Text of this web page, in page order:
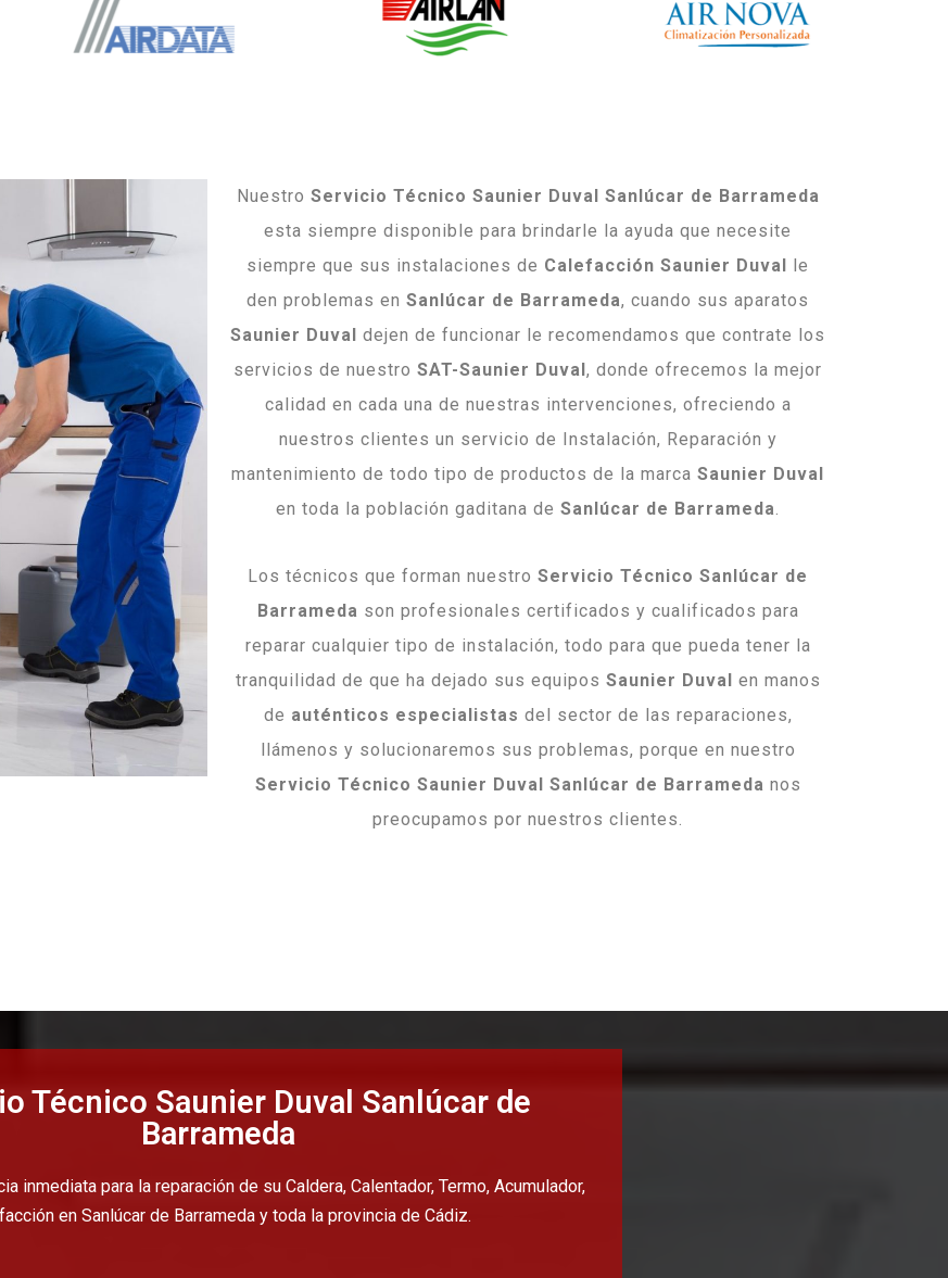
Nuestro Servicio Técnico Saunier Duval Sanlúcar de Barrameda
esta siempre disponible para brindarle la ayuda que necesite
siempre que sus instalaciones de Calefacción Saunier Duval le
den problemas en Sanlúcar de Barrameda, cuando sus aparatos
Saunier Duval dejen de funcionar le recomendamos que contrate los
servicios de nuestro SAT-Saunier Duval, donde ofrecemos la mejor
calidad en cada una de nuestras intervenciones, ofreciendo a
nuestros clientes un servicio de Instalación, Reparación y
mantenimiento de todo tipo de productos de la marca Saunier Duval
en toda la población gaditana de Sanlúcar de Barrameda.
Los técnicos que forman nuestro Servicio Técnico Sanlúcar de
Barrameda son profesionales certificados y cualificados para
reparar cualquier tipo de instalación, todo para que pueda tener la
tranquilidad de que ha dejado sus equipos Saunier Duval en manos
de auténticos especialistas del sector de las reparaciones,
llámenos y solucionaremos sus problemas, porque en nuestro
Servicio Técnico Saunier Duval Sanlúcar de Barrameda nos
preocupamos por nuestros clientes.
Técnico Saunier Duval Sanlúcar de
Barrameda
inmediata para la reparación de su Caldera, Calentador, Termo, Acumulador,
en Sanlúcar de Barrameda y toda la provincia de Cádiz.